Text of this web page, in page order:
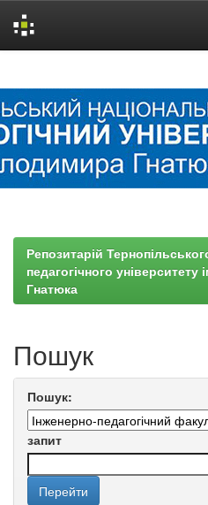
Репозитарій
педагогічного
Гнатюка
Пошук
Пошук:
запит